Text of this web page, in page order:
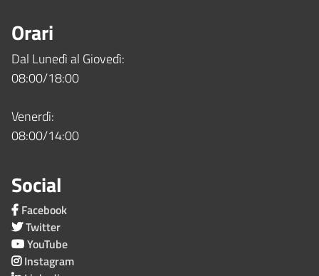
Orari
Dal Lunedì al Giovedì:
08:00/18:00
Venerdì:
08:00/14:00
Social
Facebook
Twitter
YouTube
Instagram